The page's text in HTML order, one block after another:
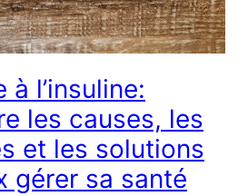
à l’insuline:
les causes, les
et les solutions
gérer sa santé